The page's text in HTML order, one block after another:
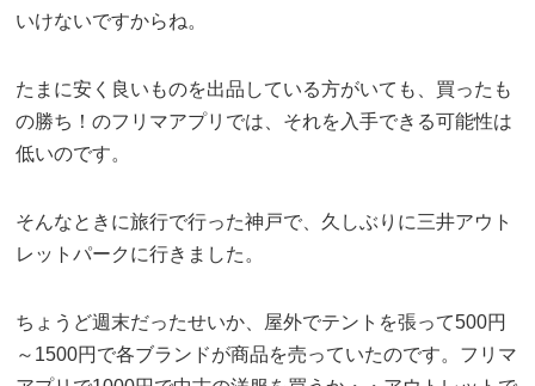
いけないですからね。
たまに安く良いものを出品している方がいても、買ったも
の勝ち！のフリマアプリでは、それを入手できる可能性は
低いのです。
そんなときに旅行で行った神戸で、久しぶりに三井アウト
レットパークに行きました。
ちょうど週末だったせいか、屋外でテントを張って500円
～1500円で各ブランドが商品を売っていたのです。フリマ